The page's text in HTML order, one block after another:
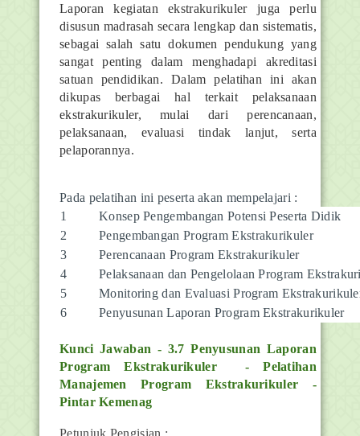
Laporan kegiatan ekstrakurikuler juga perlu
disusun madrasah secara lengkap dan sistematis,
sebagai salah satu dokumen pendukung yang
sangat penting dalam menghadapi akreditasi
satuan pendidikan. Dalam pelatihan ini akan
dikupas berbagai hal terkait pelaksanaan
ekstrakurikuler, mulai dari perencanaan,
pelaksanaan, evaluasi tindak lanjut, serta
pelaporannya.
Pada pelatihan ini peserta akan mempelajari :
1
Konsep Pengembangan Potensi Peserta Didik
2
Pengembangan Program Ekstrakurikuler
3
Perencanaan Program Ekstrakurikuler
4
Pelaksanaan dan Pengelolaan Program
5
Monitoring dan Evaluasi Program
6
Penyusunan Laporan Program Ekstrakurikuler
Kunci Jawaban - 3.7 Penyusunan Laporan
Program Ekstrakurikuler - Pelatihan
Manajemen Program Ekstrakurikuler -
Pintar Kemenag
Petunjuk Pengisian :